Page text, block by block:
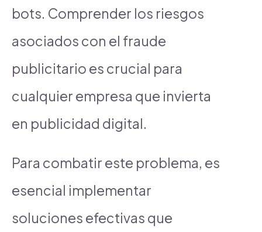
bots. Comprender los riesgos
asociados con el fraude
publicitario es crucial para
cualquier empresa que invierta
en publicidad digital.
Para combatir este problema, es
esencial implementar
soluciones efectivas que